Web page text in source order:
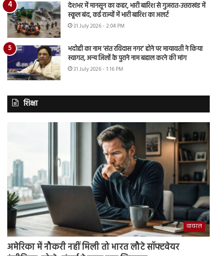
देशभर में मानसून का कहर, भारी बारिश से गुजरात-उत्तराखंड में
स्कूल बंद, कई राज्यों में भारी बारिश का अलर्ट
31 July 2026 - 2:04 PM
भदोही का नाम ‘संत रविदास नगर’ होने पर मायावती ने किया
स्वागत, अन्य जिलों के पुराने नाम बहाल करने की मांग
31 July 2026 - 1:16 PM
शिक्षा
वायरल
अमेरिका में नौकरी नहीं मिली तो भारत लौटे सॉफ्टवेयर